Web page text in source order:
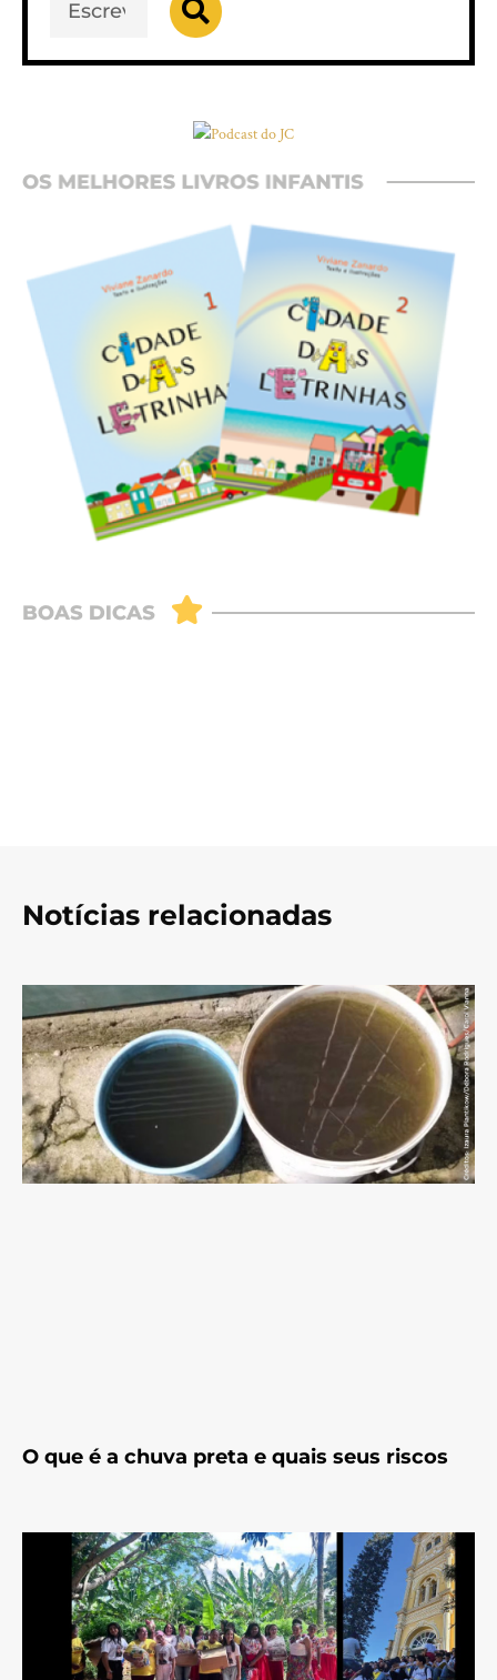
Notícias relacionadas
O que é a chuva preta e quais seus riscos